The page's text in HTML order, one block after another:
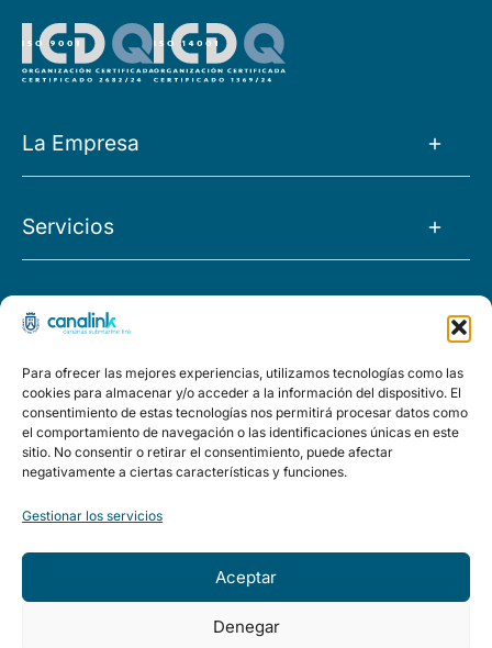
Para ofrecer las mejores experiencias, utilizamos tecnologías como las
cookies para almacenar y/o acceder a la información del dispositivo. El
consentimiento de estas tecnologías nos permitirá procesar datos como
el comportamiento de navegación o las identificaciones únicas en este
sitio. No consentir o retirar el consentimiento, puede afectar
negativamente a ciertas características y funciones.
Gestionar los servicios
Aceptar
Denegar
La Empresa
Empleo
FAQs
Servicios
O&M
Capacidad
Housing
Llave en mano
Proyectos
Morocco
El Hierro
Ring
Fuerteventura
Políticas
Aviso legalPolítica de privacidadPolítica de calidad y